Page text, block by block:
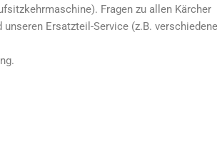
Fragen zu allen Kärcher
Ersatzteil-Service (z.B. verschiedene